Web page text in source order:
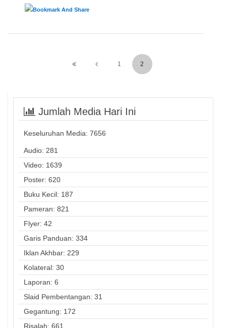
1 2
Jumlah Media Hari Ini
Keseluruhan Media: 7656
Audio: 281
Video: 1639
Poster: 620
Buku Kecil: 187
Pameran: 821
Flyer: 42
Garis Panduan: 334
Iklan Akhbar: 229
Kolateral: 30
Laporan: 6
Slaid Pembentangan: 31
Gegantung: 172
Risalah: 661